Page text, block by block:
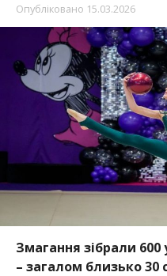
Опубліковано 15.03.2026
Змагання зібрали 600
– загалом близько 30